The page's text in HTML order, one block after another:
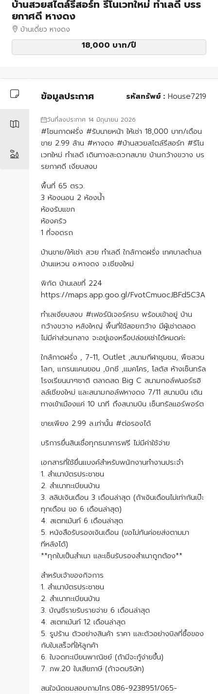
บ้านสวยสไตล์รีสอร์ท รีโนเวทใหม่ ทำเลดี บรร
ยกาศดี หางดง
บ้านเดี่ยว หางดง
18,000 บาท/ปี
ข้อมูลประกาศ รหัสทรัพย์ : House7219
วันที่ลงประกาศ 14 มิถุนายน 2026
#โซนกาดฝรั่ง​ #รับนายหน้า ให้เช่า 18,000 บาท/เดือน
ขาย 2.99 ล้าน #หางดง #บ้านสวยสไตล์รีสอร์ท #รีโน
เวทใหม่ ทำเลดี เดินทางสะดวกสบาย บ้านกว้างขวาง บร
รยกาศดี เงียบสงบ
พื้นที่ 65 ตรว.
​3 ห้องนอน 2 ห้องน้ำ
ห้องรับแขก
ห้องครัว
1 ที่จอดรถ
​บ้านขาย/ให้เช่า สวย ทำเลดี ใกล้กาดฝรั่ง เทศบาลตำบล
บ้านแหวน อ.หางดง จ.เชียงใหม่
พิกัด บ้านเลขที่ 224
https://maps.app.goo.gl/FvotCmuocJBFd5C3A
ทำเลเงียบสงบ #เฟอร์นิเจอร์ครบ พร้อมเข้าอยู่ บ้าน
กว้างขวาง หลังใหญ่​ พื้นที่​ใช้สอย​กว้าง​ มีผู้เช่า​ตลอด​
ไม่มีค่า​ส่วนกลาง​ จะอยู่เองหรือ​ปล่อย​เช่า​ได้​หมด​ค่ะ​
ใกล้กาดฝรั่ง , 7-11, Outlet ,สนามกีฬาชุมชน, พืชสวน
โลก, แกรนแคนยอน ,บิกซี ,แมคโคร, โลตัส ห้างเซ็นทรัล
โรงเรียนนาๆชาติ ตลาดสด Big C สนามกอล์ฟนอร์ธฮิ
ลล์เชียงใหม่ และสนามกอล์ฟหางดง 7/11 สนามบิน เดิน
ทางเข้าเมืองแค่ 10 นาที ถึงสนามบิน เซ็นทรัลแอร์พอร์ต
ขาย​เพียง​ 2.99 ล.เท่านั้น​ #ต่อรองได้​
บริ​การยื่น​สินเชื่อ​ทุก​ธนาคาร​ฟรี​ ไม่มีค่าใช้จ่าย
เอกสารที่ใช้ยื่นแบงค์สำหรับพนักงาน​ทำงานประจำ
1. สำเนาบัตรประชาชน
2. สำเนาทะเบียนบ้าน
3. สลิปเงินเดือน 3 เดือนล่าสุด (ถ้าเงินเดือนไม่เท่ากันเป๊ะ
ทุกเดือน ขอ 6 เดือนล่าสุด)
4. สเตทเม้นท์ 6 เดือนล่าสุด
5. หนังสือรับรองเงินเดือน (ขอไม่ทันค่อยส่งตามมา
ทีหลังได้)
**ทุกใบเป็นสำเนา และเซ็นรับรองสำเนาถูกต้อง​**
​สำหรับเจ้าของกิจการ
1. สำเนาบัตรประชาชน
2. สำเนาทะเบียนบ้าน
3. บัญชีรายรับรายจ่าย 6 เดือนล่าสุด
4. สเตทเม้นท์ 12 เดือนล่าสุด
5. รูปร้าน ตัวอย่างสินค้า ราคา และตัวอย่างบิลที่ซื้อของ
กับใบเสร็จที่ให้ลูกค้า
6. ใบจดทะเบียนพาณิชย์ (ถ้ามีจะกู้ง่ายขึ้น)
7. ภพ.20 ใบเสียภาษี (ถ้าจดบริษัท)
สนใจนัดชมสอบถามโทร.086-9238951/065-